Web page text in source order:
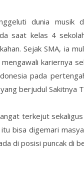
dunia musik
saat kelas 4
Sejak SMA, ia
kariernya
pada
berjudul Sakitnya
terkejut
bisa digemari
di posisi puncak di